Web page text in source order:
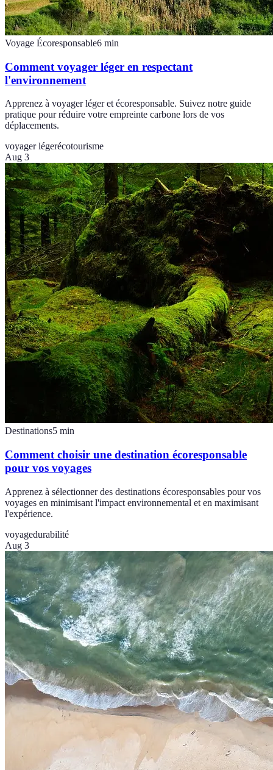
Voyage Écoresponsable6 min
Comment voyager léger en respectant
l'environnement
Apprenez à voyager léger et écoresponsable. Suivez notre guide
pratique pour réduire votre empreinte carbone lors de vos
déplacements.
voyager légerécotourisme
Aug 3
Destinations5 min
Comment choisir une destination écoresponsable
pour vos voyages
Apprenez à sélectionner des destinations écoresponsables pour vos
voyages en minimisant l'impact environnemental et en maximisant
l'expérience.
voyagedurabilité
Aug 3